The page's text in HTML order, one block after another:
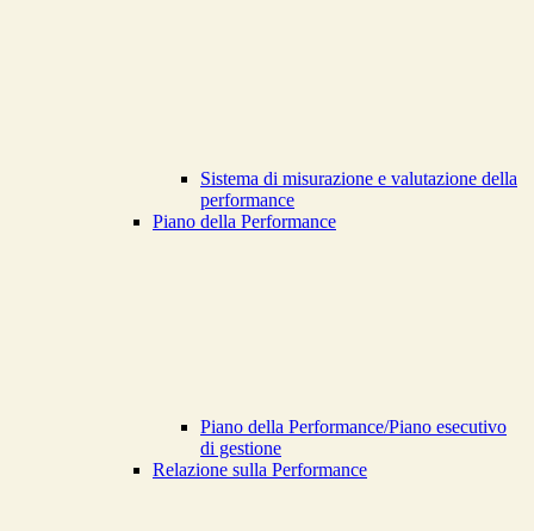
Sistema di misurazione e valutazione della
performance
Piano della Performance
Piano della Performance/Piano esecutivo
di gestione
Relazione sulla Performance